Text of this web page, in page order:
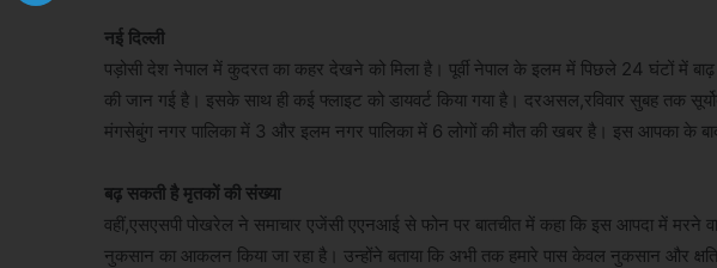
नई दिल्ली
पड़ोसी देश नेपाल में कुदरत का कहर देखने को मिला है। पूर्वी नेपाल के इलम में पिछले 24 घंटों
की जान गई है। इसके साथ ही कई फ्लाइट को डायवर्ट किया गया है। दरअसल,रविवार सुबह तक
मंगसेबुंग नगर पालिका में 3 और इलम नगर पालिका में 6 लोगों की मौत की खबर है। इस आपका के
बढ़ सकती है मृतकों की संख्या
वहीं,एसएसपी पोखरेल ने समाचार एजेंसी एएनआई से फोन पर बातचीत में कहा कि इस आपदा में मरने
नुकसान का आकलन किया जा रहा है। उन्होंने बताया कि अभी तक हमारे पास केवल नुकसान और क्षति